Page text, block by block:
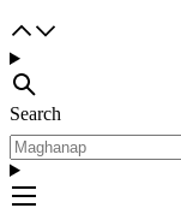
Search